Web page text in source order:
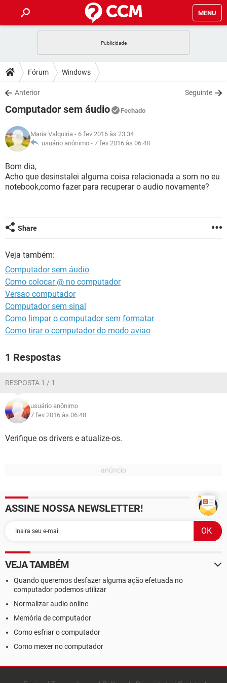
MENU
CELULAR
OUTLOOK
INSTAGRAM GMAIL
GUIA DE COMPRAS
DICAS
JOGOS
INSTAGRAM GMAIL
GUIA DE COMPRAS
DOWNLOADS
JOGOS WHATSAPP
CELULAR
OUTLOOK EXCEL
INSTAGRAM
GUIA DE COMPRAS
FÓRUM
JOGOS WHATSAPP
CELULAR
OUTLOOK
INSTAGRAM GMAIL
GLOSSÁRIO
JOGOS
CELULAR FACEBOOK
GUIA DE COMPRAS
Fórum Windows
Anterior Seguinte
Computador sem áudio Fechado
Maria Valquiria - 6 fev 2016 às 23:34
usuário anônimo - 7 fev 2016 às 06:48
Bom dia,
Acho que desinstalei alguma coisa relacionada a som no eu
notebook,como fazer para recuperar o audio novamente?
Share
Veja também:
Computador sem áudio
Como colocar @ no computador
Versao computador
Computador sem sinal
Como limpar o computador sem formatar
Como tirar o computador do modo aviao
1 Respostas
RESPOSTA 1 / 1
usuário anônimo
7 fev 2016 às 06:48
Verifique os drivers e atualize-os.
ASSINE NOSSA NEWSLETTER!
VEJA TAMBÉM
Quando queremos desfazer alguma ação efetuada no
computador podemos utilizar
Normalizar audio online
Memória de computador
Como esfriar o computador
Como mexer no computador